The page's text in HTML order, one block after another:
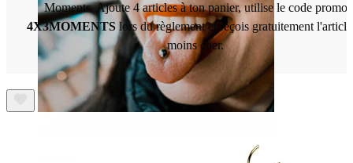
Moments. Ajoute 4 articles à ton panier, utilise le code promo
4X3MOMENTSlors du règlement et reçois gratuitement
moins cher.